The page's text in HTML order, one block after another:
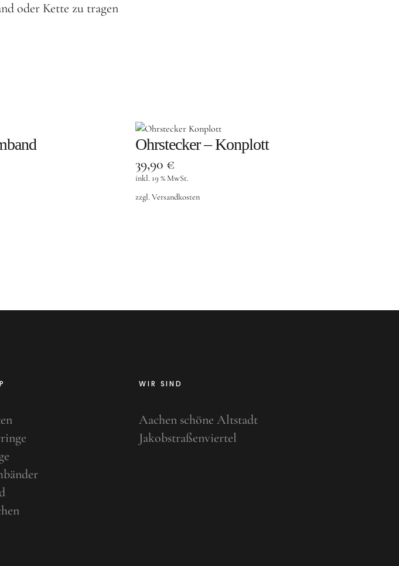
oder Kette zu tragen
Ohrstecker – Konplott
39,90 €
inkl. 19 % MwSt.
zzgl. Versandkosten
WIR SIND
Aachen schöne Altstadt
Jakobstraßenviertel